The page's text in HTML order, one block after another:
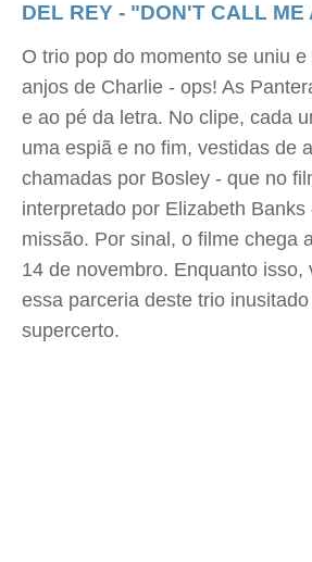
DEL REY - "DON'T CALL ME
O trio pop do momento se uniu
anjos de Charlie - ops! As
e ao pé da letra. No clipe, cada
uma espiã e no fim, vestidas de
chamadas por Bosley - que no
interpretado por Elizabeth
missão. Por sinal, o filme chega
14 de novembro. Enquanto isso,
essa parceria deste trio
supercerto.